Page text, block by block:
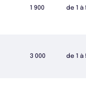
1 900 de 1 à
3 000 de 1 à